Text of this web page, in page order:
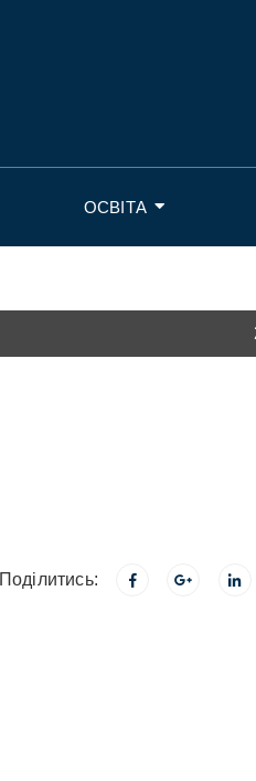
ОСВІТА
Поділитись: